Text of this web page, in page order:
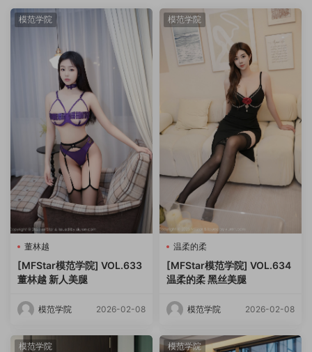
模范学院
董林越
[MFStar模范学院] VOL.633
董林越 新人美腿
模范学院 2026-02-08
模范学院
温柔的柔
[MFStar模范学院] VOL.634
温柔的柔 黑丝美腿
模范学院 2026-02-08
模范学院 模范学院